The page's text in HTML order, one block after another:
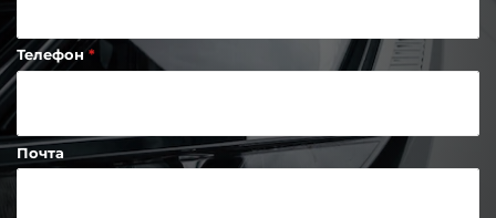
Телефон
Почта